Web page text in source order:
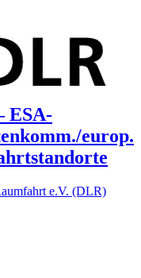
ESA-
​europ.
e.V. (DLR)